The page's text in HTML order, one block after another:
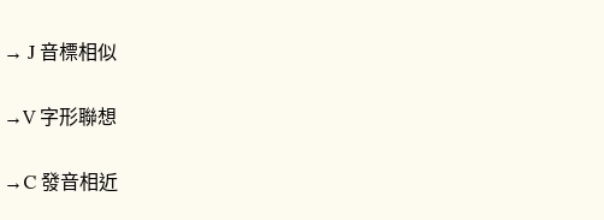
→ J 音標相似
→V 字形聯想
→C 發音相近